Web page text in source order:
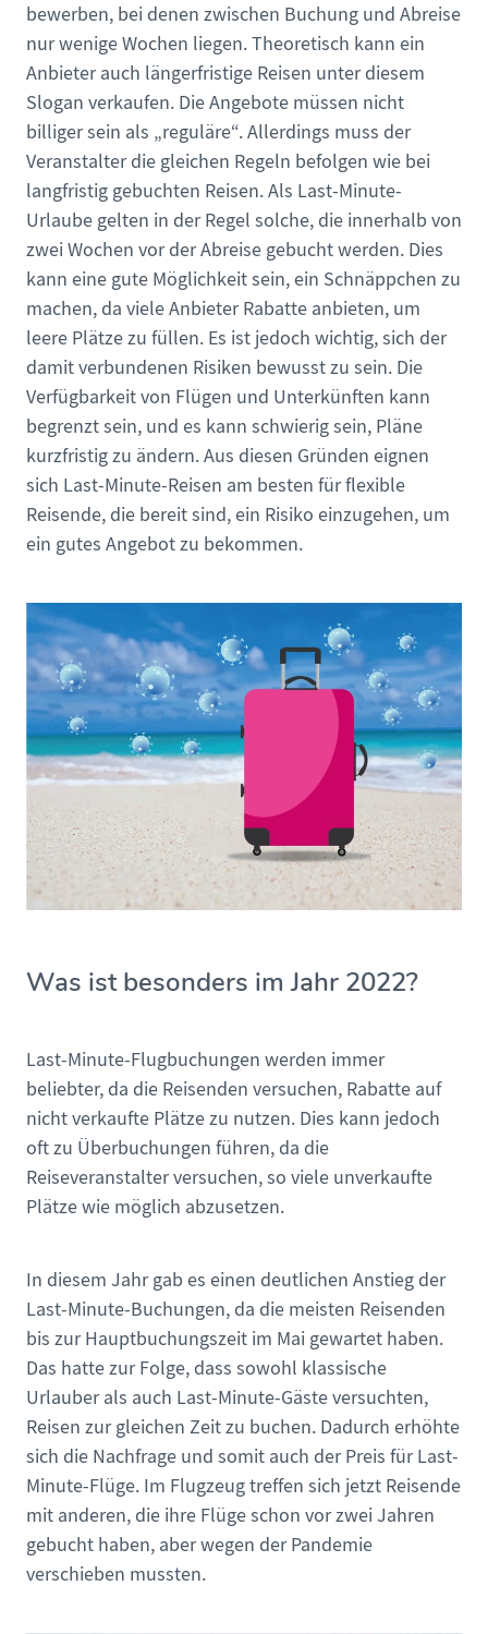
bewerben, bei denen zwischen Buchung und Abreise
nur wenige Wochen liegen. Theoretisch kann ein
Anbieter auch längerfristige Reisen unter diesem
Slogan verkaufen. Die Angebote müssen nicht
billiger sein als „reguläre“. Allerdings muss der
Veranstalter die gleichen Regeln befolgen wie bei
langfristig gebuchten Reisen. Als Last-Minute-
Urlaube gelten in der Regel solche, die innerhalb von
zwei Wochen vor der Abreise gebucht werden. Dies
kann eine gute Möglichkeit sein, ein Schnäppchen zu
machen, da viele Anbieter Rabatte anbieten, um
leere Plätze zu füllen. Es ist jedoch wichtig, sich der
damit verbundenen Risiken bewusst zu sein. Die
Verfügbarkeit von Flügen und Unterkünften kann
begrenzt sein, und es kann schwierig sein, Pläne
kurzfristig zu ändern. Aus diesen Gründen eignen
sich Last-Minute-Reisen am besten für flexible
Reisende, die bereit sind, ein Risiko einzugehen, um
ein gutes Angebot zu bekommen.
Was ist besonders im Jahr 2022?
Last-Minute-Flugbuchungen werden immer
beliebter, da die Reisenden versuchen, Rabatte auf
nicht verkaufte Plätze zu nutzen. Dies kann jedoch
oft zu Überbuchungen führen, da die
Reiseveranstalter versuchen, so viele unverkaufte
Plätze wie möglich abzusetzen.
In diesem Jahr gab es einen deutlichen Anstieg der
Last-Minute-Buchungen, da die meisten Reisenden
bis zur Hauptbuchungszeit im Mai gewartet haben.
Das hatte zur Folge, dass sowohl klassische
Urlauber als auch Last-Minute-Gäste versuchten,
Reisen zur gleichen Zeit zu buchen. Dadurch erhöhte
sich die Nachfrage und somit auch der Preis für Last-
Minute-Flüge. Im Flugzeug treffen sich jetzt Reisende
mit anderen, die ihre Flüge schon vor zwei Jahren
gebucht haben, aber wegen der Pandemie
verschieben mussten.